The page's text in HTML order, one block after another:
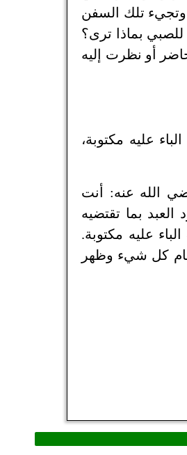
وتجيء تلك السفن
للصبي بماذا ترى؟
حاضر أو نظرت إليه
عليه مكتوبة،
الله عنه: أنت
العبد بما تقتضيه
عليه مكتوبة.
كل شيء وظهر